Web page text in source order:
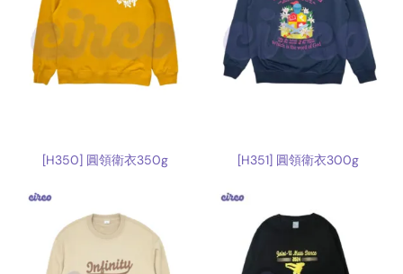
[H350] 圓領衛衣350g [H351] 圓領衛衣300g